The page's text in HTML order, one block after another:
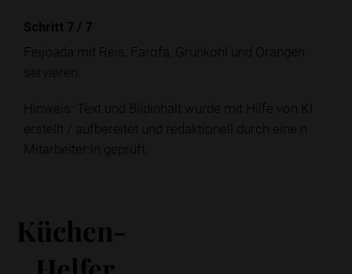
Schritt 7 / 7
Feijoada mit Reis, Farofa, Grünkohl und Orangen
servieren.
Hinweis: Text und Bildinhalt wurde mit Hilfe von KI
erstellt / aufbereitet und redaktionell durch eine:n
Mitarbeiter:in geprüft.
Küchen-